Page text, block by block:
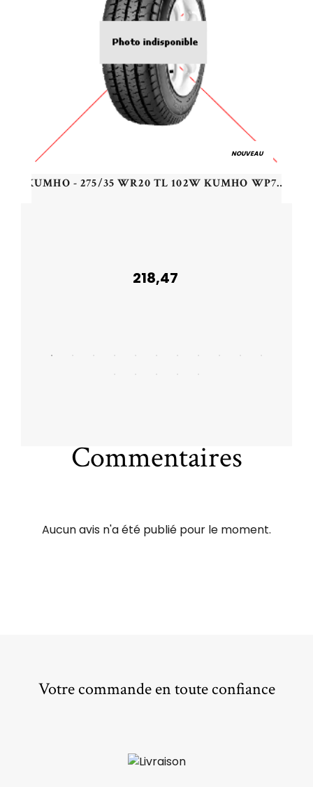
NOUVEAU
KUMHO - 275/35 WR20 TL 102W KUMHO WP72 XL - 2753520 - CCB
218,47
Commentaires
Aucun avis n'a été publié pour le moment.
Votre commande en toute confiance